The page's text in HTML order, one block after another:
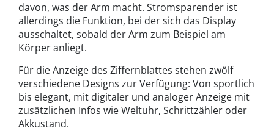
davon, was der Arm macht. Stromsparender ist
allerdings die Funktion, bei der sich das Display
ausschaltet, sobald der Arm zum Beispiel am
Körper anliegt.
Für die Anzeige des Ziffernblattes stehen zwölf
verschiedene Designs zur Verfügung: Von sportlich
bis elegant, mit digitaler und analoger Anzeige mit
zusätzlichen Infos wie Weltuhr, Schrittzähler oder
Akkustand.